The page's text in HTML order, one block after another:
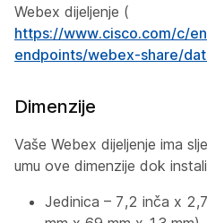
Webex dijeljenje (
https://www.cisco.com/c/
endpoints/webex-share/
Dimenzije
Vaše Webex dijeljenje ima
umu ove dimenzije dok
Jedinica – 7,2 inča x